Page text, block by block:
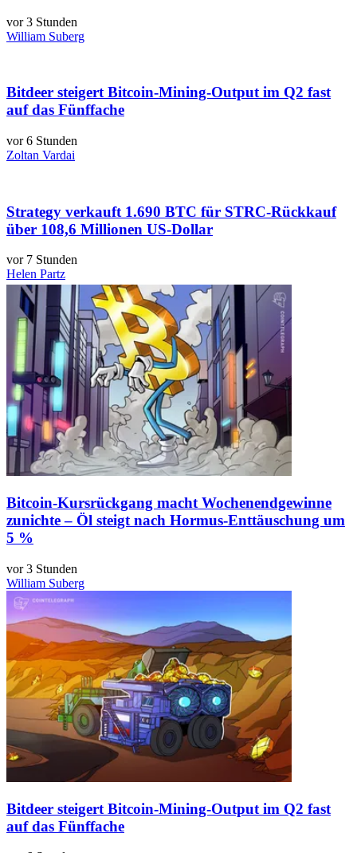
vor 3 Stunden
William Suberg
Bitdeer steigert Bitcoin-Mining-Output im Q2 fast
auf das Fünffache
vor 6 Stunden
Zoltan Vardai
Strategy verkauft 1.690 BTC für STRC-Rückkauf
über 108,6 Millionen US-Dollar
vor 7 Stunden
Helen Partz
Bitcoin-Kursrückgang macht Wochenendgewinne
zunichte – Öl steigt nach Hormus-Enttäuschung um
5 %
vor 3 Stunden
William Suberg
Bitdeer steigert Bitcoin-Mining-Output im Q2 fast
auf das Fünffache